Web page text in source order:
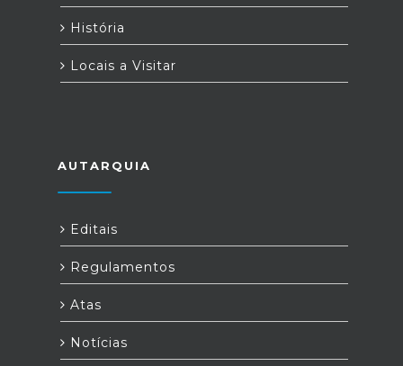
História
Locais a Visitar
AUTARQUIA
Editais
Regulamentos
Atas
Notícias